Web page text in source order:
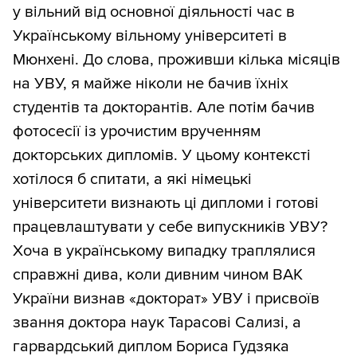
у вільний від основної діяльності час в
Українському вільному університеті в
Мюнхені. До слова, проживши кілька місяців
на УВУ, я майже ніколи не бачив їхніх
студентів та докторантів. Але потім бачив
фотосесії із урочистим врученням
докторських дипломів. У цьому контексті
хотілося б спитати, а які німецькі
університети визнають ці дипломи і готові
працевлаштувати у себе випускників УВУ?
Хоча в українському випадку траплялися
справжні дива, коли дивним чином ВАК
України визнав «докторат» УВУ і присвоїв
звання доктора наук Тарасові Сализі, а
гарвардський диплом Бориса Гудзяка